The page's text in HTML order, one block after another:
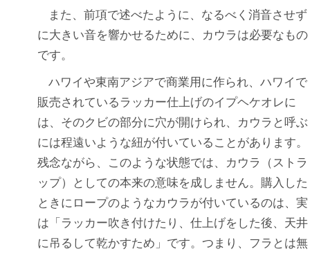
また、前項で述べたように、なるべく消音させず
に大きい音を響かせるために、カウラは必要なもの
です。
ハワイや東南アジアで商業用に作られ、ハワイで
販売されているラッカー仕上げのイプヘケオレに
は、そのクビの部分に穴が開けられ、カウラと呼ぶ
には程遠いような紐が付いていることがあります。
残念ながら、このような状態では、カウラ（ストラ
ップ）としての本来の意味を成しません。購入した
ときにロープのようなカウラが付いているのは、実
は「ラッカー吹き付けたり、仕上げをした後、天井
に吊るして乾かすため」です。つまり、フラとは無